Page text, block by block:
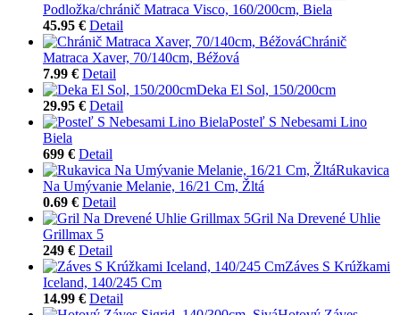
Podložka/chránič Matraca Visco, 160/200cm, Biela
45.95 € Detail
Chránič
Matraca Xaver, 70/140cm, Béžová
7.99 € Detail
Deka El Sol, 150/200cm
29.95 € Detail
Posteľ S Nebesami Lino
Biela
699 € Detail
Rukavica
Na Umývanie Melanie, 16/21 Cm, Žltá
0.69 € Detail
Gril Na Drevené Uhlie
Grillmax 5
249 € Detail
Záves S Krúžkami
Iceland, 140/245 Cm
14.99 € Detail